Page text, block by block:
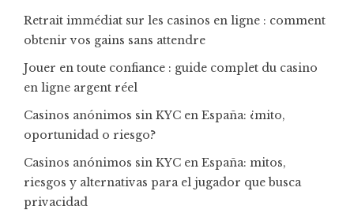
Retrait immédiat sur les casinos en ligne : comment
obtenir vos gains sans attendre
Jouer en toute confiance : guide complet du casino
en ligne argent réel
Casinos anónimos sin KYC en España: ¿mito,
oportunidad o riesgo?
Casinos anónimos sin KYC en España: mitos,
riesgos y alternativas para el jugador que busca
privacidad